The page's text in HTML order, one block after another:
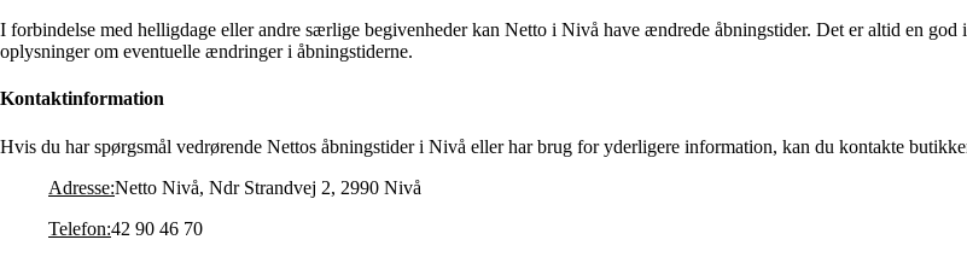
I forbindelse med helligdage eller andre særlige begivenheder kan Netto i Nivå have ændrede åbningstider. Det er altid en
oplysninger om eventuelle ændringer i åbningstiderne.
Kontaktinformation
Hvis du har spørgsmål vedrørende Nettos åbningstider i Nivå eller har brug for yderligere information, kan du kontakte
Adresse:Netto Nivå, Ndr Strandvej 2, 2990 Nivå
Telefon:42 90 46 70